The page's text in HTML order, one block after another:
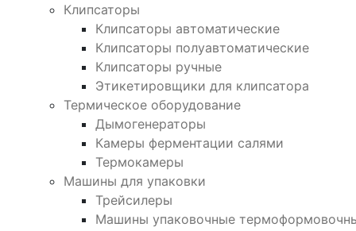
Клипсаторы
Клипсаторы автоматические
Клипсаторы полуавтоматические
Клипсаторы ручные
Этикетировщики для клипсатора
Термическое оборудование
Дымогенераторы
Камеры ферментации салями
Термокамеры
Машины для упаковки
Трейсилеры
Машины упаковочные